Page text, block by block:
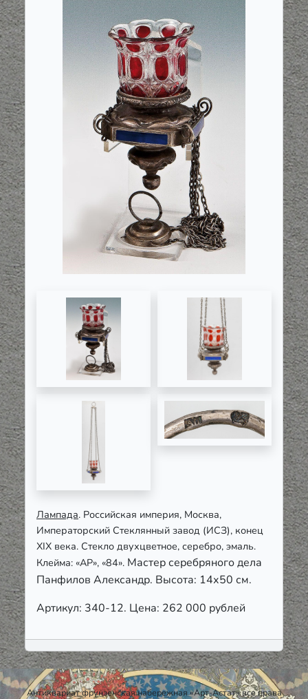
Лампада. Российская империя, Москва,
Императорский Стеклянный завод (ИСЗ), конец
XIX века. Стекло двухцветное, серебро, эмаль.
Клейма: «АР», «84». Мастер серебряного дела
Панфилов Александр. Высота: 14х50 см.
Артикул: 340-12. Цена: 262 000 рублей
Антиквариат фрунзенская набережная «Арт-Астат» все права